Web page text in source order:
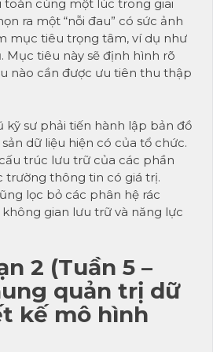
toán cùng một lúc trong giai
ra một “nỗi đau” có sức ảnh
mục tiêu trọng tâm, ví dụ như
Mục tiêu này sẽ định hình rõ
nào cần được ưu tiên thu thập
kỹ sư phải tiến hành lập bản đồ
dữ liệu hiện có của tổ chức.
trúc lưu trữ của các phần
trường thông tin có giá trị.
lọc bỏ các phân hệ rác
gian lưu trữ và năng lực
2 (Tuần 5 –
quản trị dữ
kế mô hình